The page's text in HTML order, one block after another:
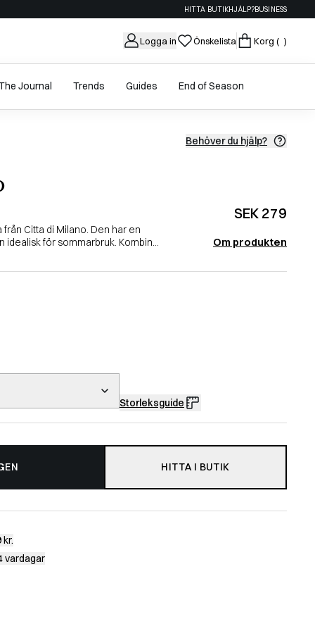
HITTA BUTIKHJÄLP?BUSINESS
Logga in Önskelista Korg ( )
Journal Trends Guides End of Season
Behöver du hjälp?
SEK 279
Citta di Milano. Den har en
för sommarbruk. Kombin...
Om produkten
Storleksguide
HITTA I BUTIK
vardagar